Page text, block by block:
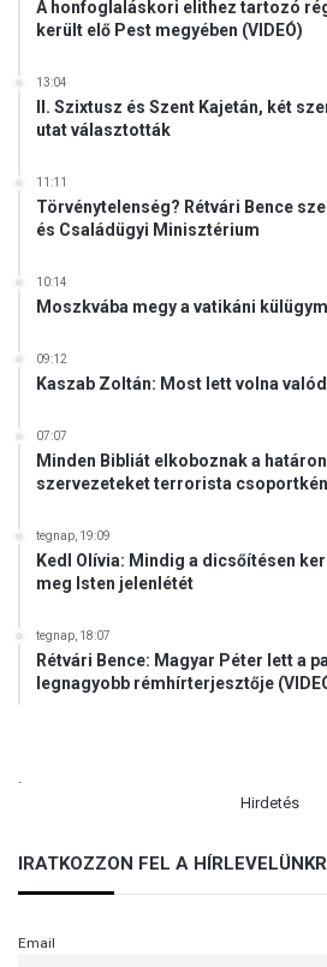
A honfoglaláskori elithez tartozó
került elő Pest megyében (VIDEÓ)
13:04
II. Szixtusz és Szent Kajetán, két
utat választották
11:11
Törvénytelenség? Rétvári Bence
és Családügyi Minisztérium
10:14
Moszkvába megy a vatikáni
09:12
Kaszab Zoltán: Most lett volna
07:07
Minden Bibliát elkoboznak a
szervezeteket terrorista
tegnap, 19:09
Kedl Olívia: Mindig a dicsőítésen
meg Isten jelenlétét
tegnap, 18:07
Rétvári Bence: Magyar Péter lett a
legnagyobb rémhírterjesztője
Hirdetés
IRATKOZZON FEL A
Email